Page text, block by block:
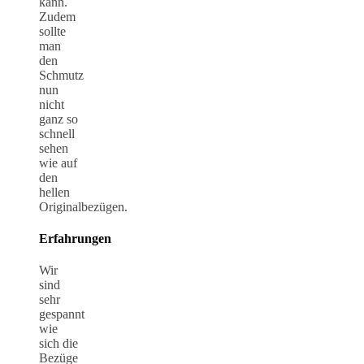
Zudem
sollte
man
den
Schmutz
nun
nicht
ganz so
schnell
sehen
wie auf
den
hellen
Originalbezügen.
Erfahrungen
Wir
sind
sehr
gespannt
wie
sich die
Bezüge